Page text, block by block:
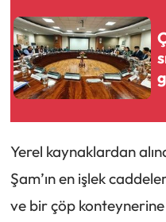
Yerel kaynaklardan
Şam’ın en işlek
ve bir çöp